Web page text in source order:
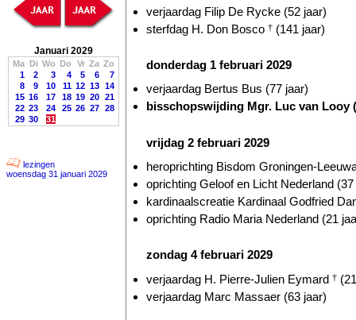
Januari 2029
Ma Di Wo Do Vr Za Zo
1
2 3 4 5 6
7
8
9 10 11 12 13 14
15 16 17 18 19 20 21
22 23 24 25 26 27 28
29 30 31
lezingen
woensdag 31 januari 2029
verjaardag Filip De Rycke (52 jaar)
sterfdag H. Don Bosco † (141 jaar)
donderdag 1 februari 2029
verjaardag Bertus Bus (77 jaar)
bisschopswijding Mgr. Luc van Looy
vrijdag 2 februari 2029
heroprichting Bisdom Groningen-
oprichting Geloof en Licht Nederland
kardinaalscreatie Kardinaal Godfried
oprichting Radio Maria Nederland (21
zondag 4 februari 2029
verjaardag H. Pierre-Julien Eymard †
verjaardag Marc Massaer (63 jaar)